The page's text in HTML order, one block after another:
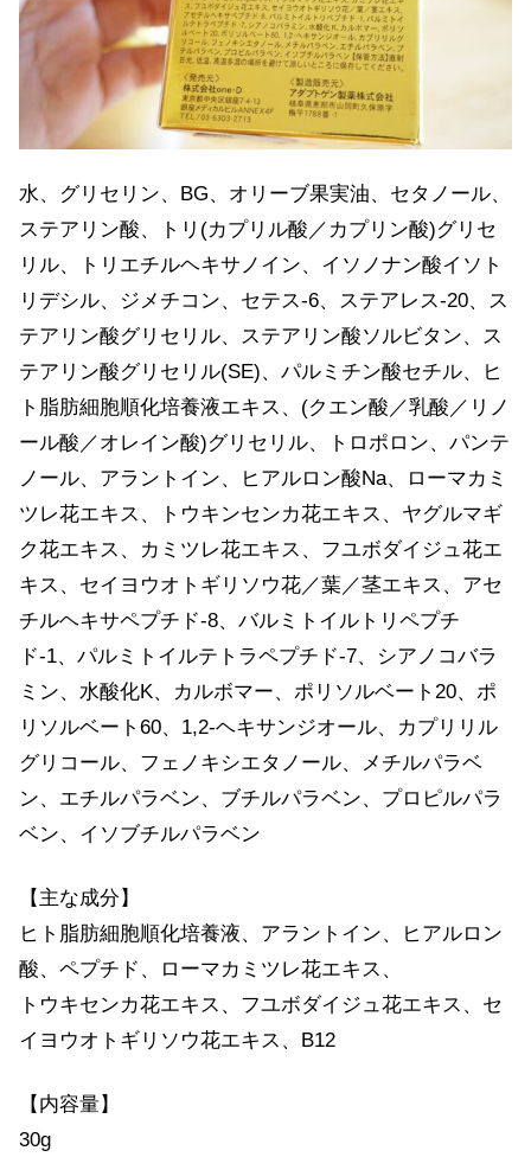
水、グリセリン、BG、オリーブ果実油、セタノール、
ステアリン酸、トリ(カプリル酸／カプリン酸)グリセ
リル、トリエチルヘキサノイン、イソノナン酸イソト
リデシル、ジメチコン、セテス-6、ステアレス-20、ス
テアリン酸グリセリル、ステアリン酸ソルビタン、ス
テアリン酸グリセリル(SE)、パルミチン酸セチル、ヒ
ト脂肪細胞順化培養液エキス、(クエン酸／乳酸／リノ
ール酸／オレイン酸)グリセリル、トロポロン、パンテ
ノール、アラントイン、ヒアルロン酸Na、ローマカミ
ツレ花エキス、トウキンセンカ花エキス、ヤグルマギ
ク花エキス、カミツレ花エキス、フユボダイジュ花エ
キス、セイヨウオトギリソウ花／葉／茎エキス、アセ
チルヘキサペプチド-8、バルミトイルトリペプチ
ド-1、パルミトイルテトラペプチド-7、シアノコバラ
ミン、水酸化K、カルボマー、ポリソルベート20、ポ
リソルベート60、1,2-ヘキサンジオール、カプリリル
グリコール、フェノキシエタノール、メチルパラベ
ン、エチルパラベン、ブチルパラベン、プロピルパラ
ベン、イソブチルパラベン
【主な成分】
ヒト脂肪細胞順化培養液、アラントイン、ヒアルロン
酸、ペプチド、ローマカミツレ花エキス、
トウキセンカ花エキス、フユボダイジュ花エキス、セ
イヨウオトギリソウ花エキス、B12
【内容量】
30g